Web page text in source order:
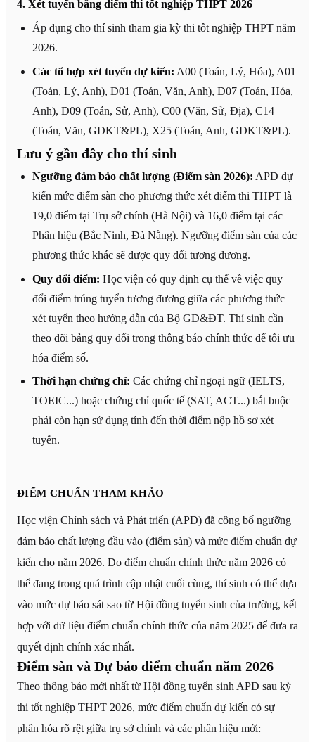
4. Xét tuyển bằng điểm thi tốt nghiệp THPT 2026
Áp dụng cho thí sinh tham gia kỳ thi tốt nghiệp THPT năm
2026.
Các tổ hợp xét tuyển dự kiến: A00 (Toán, Lý, Hóa), A01
(Toán, Lý, Anh), D01 (Toán, Văn, Anh), D07 (Toán, Hóa,
Anh), D09 (Toán, Sử, Anh), C00 (Văn, Sử, Địa), C14
(Toán, Văn, GDKT&PL), X25 (Toán, Anh, GDKT&PL).
Lưu ý gần đây cho thí sinh
Ngưỡng đảm bảo chất lượng (Điểm sàn 2026): APD dự
kiến mức điểm sàn cho phương thức xét điểm thi THPT là
19,0 điểm tại Trụ sở chính (Hà Nội) và 16,0 điểm tại các
Phân hiệu (Bắc Ninh, Đà Nẵng). Ngưỡng điểm sàn của các
phương thức khác sẽ được quy đổi tương đương.
Quy đổi điểm: Học viện có quy định cụ thể về việc quy
đổi điểm trúng tuyển tương đương giữa các phương thức
xét tuyển theo hướng dẫn của Bộ GD&ĐT. Thí sinh cần
theo dõi bảng quy đổi trong thông báo chính thức để tối ưu
hóa điểm số.
Thời hạn chứng chỉ: Các chứng chỉ ngoại ngữ (IELTS,
TOEIC...) hoặc chứng chỉ quốc tế (SAT, ACT...) bắt buộc
phải còn hạn sử dụng tính đến thời điểm nộp hồ sơ xét
tuyển.
ĐIỂM CHUẨN THAM KHẢO
Học viện Chính sách và Phát triển (APD) đã công bố ngưỡng
đảm bảo chất lượng đầu vào (điểm sàn) và mức điểm chuẩn dự
kiến cho năm 2026. Do điểm chuẩn chính thức năm 2026 có
thể đang trong quá trình cập nhật cuối cùng, thí sinh có thể dựa
vào mức dự báo sát sao từ Hội đồng tuyển sinh của trường, kết
hợp với dữ liệu điểm chuẩn chính thức của năm 2025 để đưa ra
quyết định chính xác nhất.
Điểm sàn và Dự báo điểm chuẩn năm 2026
Theo thông báo mới nhất từ Hội đồng tuyển sinh APD sau kỳ
thi tốt nghiệp THPT 2026, mức điểm chuẩn dự kiến có sự
phân hóa rõ rệt giữa trụ sở chính và các phân hiệu mới: